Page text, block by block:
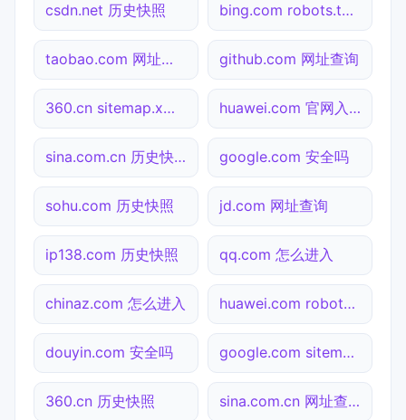
csdn.net 历史快照 bing.com robots.txt检测
taobao.com 网址查询 github.com 网址查询
360.cn sitemap.xml检测 huawei.com 官网入口
sina.com.cn 历史快照 google.com 安全吗
sohu.com 历史快照 jd.com 网址查询
ip138.com 历史快照 qq.com 怎么进入
chinaz.com 怎么进入 huawei.com robots.txt检测
douyin.com 安全吗 google.com sitemap.xml检测
360.cn 历史快照 sina.com.cn 网址查询